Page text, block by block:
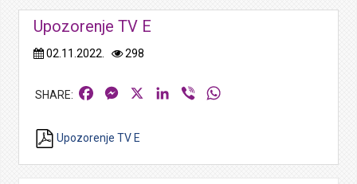
Upozorenje TV E
02.11.2022. 298
FacebookMessengerLinkedIn
Viber
Upozorenje TV E